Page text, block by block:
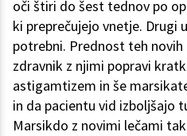
oči štiri do šest tednov po
ki preprečujejo vnetje. Drugi
potrebni. Prednost teh
zdravnik z njimi popravi
astigamtizem in še
in da pacientu vid izboljšajo
Marsikdo z novimi lečami